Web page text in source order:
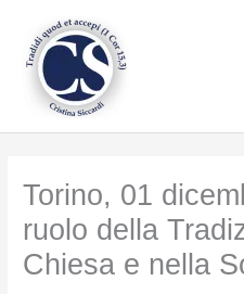
contenuto
Torino, 01
ruolo della
Chiesa e nella